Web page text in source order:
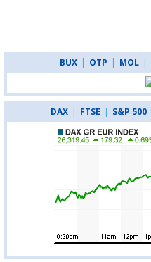
BUX | OTP | MOL |
DAX | FTSE | S&P 500